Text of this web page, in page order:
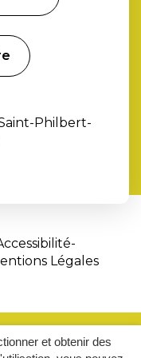
et obtenir des
Philbert-
Légales